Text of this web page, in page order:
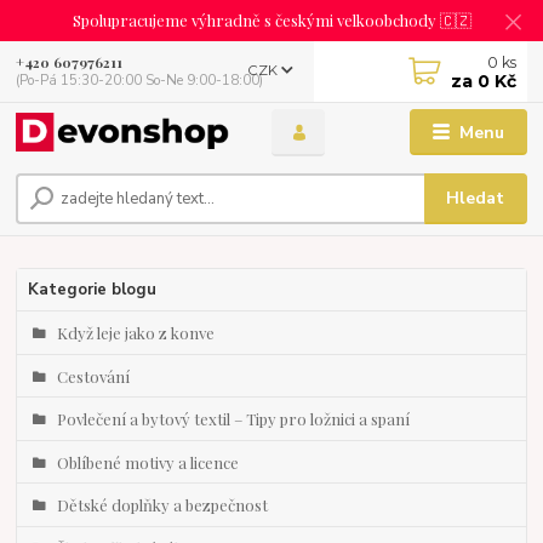
Spolupracujeme výhradně s českými velkoobchody 🇨🇿
Menu
CZK
Hledat
+420 607976211
(Po-Pá 15:30-20:00 So-Ne 9:00-18:00)
0 ks
za 0 Kč
Kategorie blogu
Když leje jako z konve
Cestování
Povlečení a bytový textil – Tipy pro ložnici a spaní
Oblíbené motivy a licence
Dětské doplňky a bezpečnost